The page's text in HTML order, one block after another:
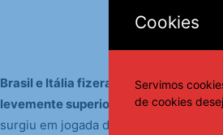
Brasil e Itália fizeram um primeiro
levemente superior, criando as
surgiu em jogada de bola parada, aos
Cookies
Servimos
de cookies